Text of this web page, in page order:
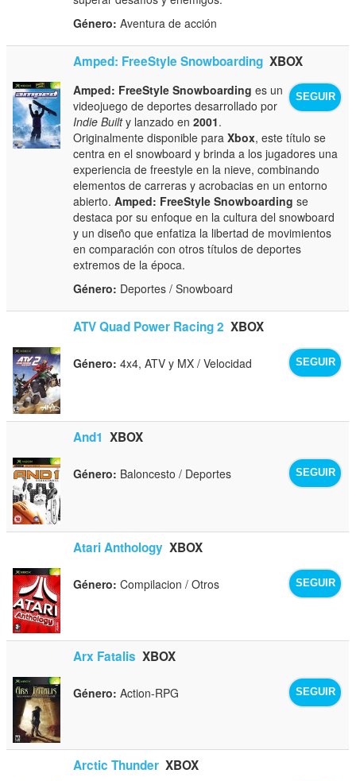
Género: Aventura de acción
Amped: FreeStyle Snowboarding XBOX
SEGUIR
Amped: FreeStyle Snowboarding es un
videojuego de deportes desarrollado por
Indie Builty lanzado en2001.
Originalmente disponible paraXbox, este título se
centra en el snowboard y brinda a los jugadores una
experiencia de freestyle en la nieve, combinando
elementos de carreras y acrobacias en un entorno
abierto.Amped: FreeStyle Snowboarding se
destaca por su enfoque en la cultura del snowboard
y un diseño que enfatiza la libertad de movimientos
en comparación con otros títulos de deportes
extremos de la época.
Género: Deportes / Snowboard
ATV Quad Power Racing 2 XBOX
SEGUIR
Género: 4x4, ATV y MX / Velocidad
And1 XBOX
SEGUIR
Género: Baloncesto / Deportes
Atari Anthology XBOX
SEGUIR
Género: Compilacion / Otros
Arx Fatalis XBOX
SEGUIR
Género: Action-RPG
Arctic Thunder XBOX